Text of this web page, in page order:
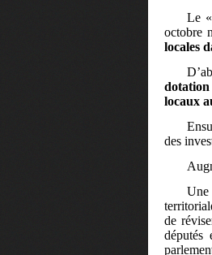
Le
octobre
locales
dotation
locaux
des
de
députés